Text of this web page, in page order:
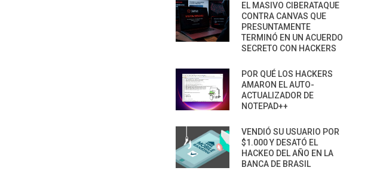
EL MASIVO CIBERATAQUE
CONTRA CANVAS QUE
PRESUNTAMENTE
TERMINÓ EN UN ACUERDO
SECRETO CON HACKERS
POR QUÉ LOS HACKERS
AMARON EL AUTO-
ACTUALIZADOR DE
NOTEPAD++
VENDIÓ SU USUARIO POR
$1.000 Y DESATÓ EL
HACKEO DEL AÑO EN LA
BANCA DE BRASIL